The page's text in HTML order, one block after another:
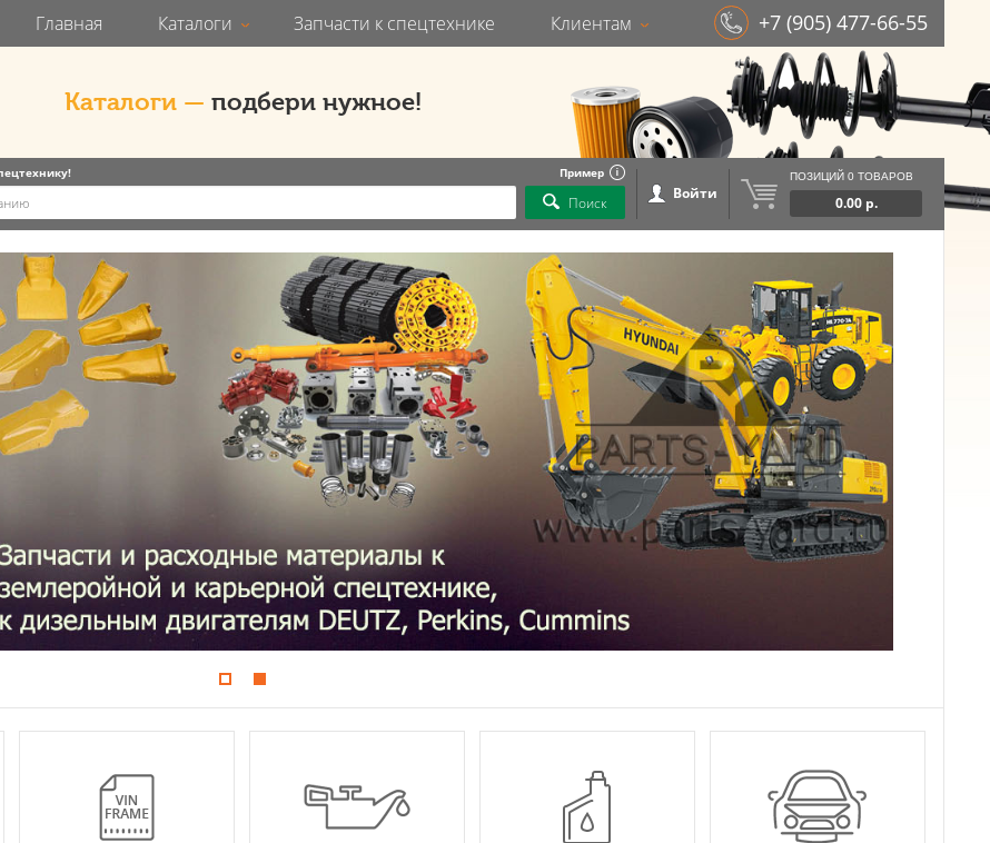
Главная Каталоги Запчасти к спецтехнике Клиентам +7 (905) 477-66-55
Каталоги — подбери нужное!
Пример
Поиск Войти
ПОЗИЦИЙ 0 ТОВАРОВ
0.00 р.